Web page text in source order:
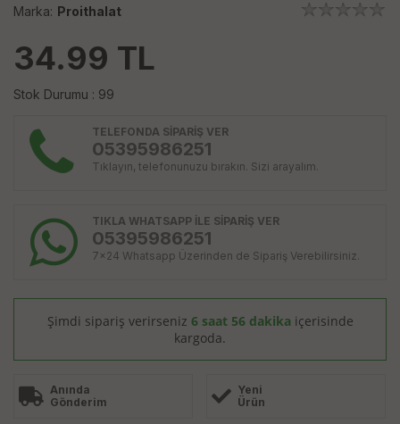
Marka: Proithalat
34.99 TL
Stok Durumu : 99
TELEFONDA SİPARİŞ VER
05395986251
Tıklayın, telefonunuzu bırakın. Sizi arayalım.
TIKLA WHATSAPP İLE SİPARİŞ VER
05395986251
7x24 Whatsapp Üzerinden de Sipariş Verebilirsiniz.
Şimdi sipariş verirseniz 6 saat 56 dakika içerisinde
kargoda.
Anında
Gönderim
Yeni
Ürün